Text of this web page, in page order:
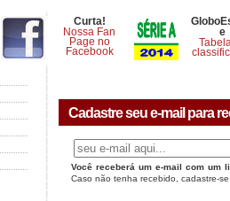
Curta!
Nossa Fan
Page no
Facebook
e
Cadastre seu e-mail para
Você receberá um e-mail com um
Caso não tenha recebido, cadastre-